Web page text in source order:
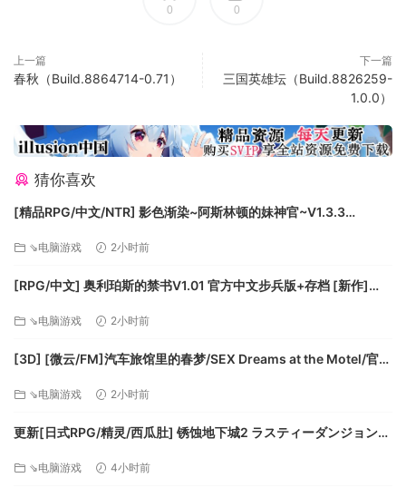
的邪恶计划！需要一些更…吓人的东西？招募与你的玩法互补的
强大亲信；事实上，每个主谋都需要一个得力帮手…或是好几
卑劣的设备！
正义势力准时得令人恼火，因此要通过研发一系列陷阱网络来
增强你的残暴武力！利用Pinball Bumper让那些行善者晕头转
向，或者利用Venus Spy-Trap 来粉碎他们。某个陷阱可能无
者！
实施邪恶计划以推动你的阴谋，即建造世界末日设备并统治世
界！出卖英国王室成员、绑架缅因州州长以及真正地热烤阿拉
味。
0 0
上一篇
春秋（Build.8864714-0.71）
下一篇
三国英雄坛（Build.8826259-
1.0.0）
猜你喜欢
[精品RPG/中文/NTR] 影色渐染~阿斯林顿的妹神官~V1.3.3
[FM/7.5G/百度]
⇘电脑游戏 2小时前
[RPG/中文] 奥利珀斯的禁书V1.01 官方中文步兵版+存档 [新作]
⇘电脑游戏 2小时前
[3D] [微云/FM]汽车旅馆里的春梦/SEX Dreams at the Motel/官中
⇘电脑游戏 2小时前
更新[日式RPG/精灵/西瓜肚] 锈蚀地下城2 ラスティーダンジョン2
⇘电脑游戏 4小时前